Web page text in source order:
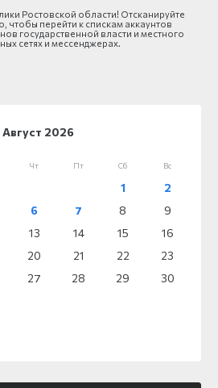
Ростовской области! Отсканируйте
чтобы перейти к спискам аккаунтов
государственной власти и местного
сетях и мессенджерах.
Август 2026
Чт Пт Сб Вс
1
2
6 7 8
9
13 14 15
16
20 21 22
23
27 28 29
30